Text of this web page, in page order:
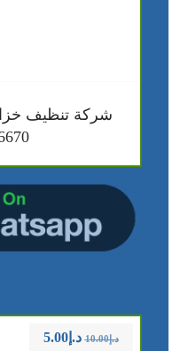
شركة تنظيف
د.إ10.00 د.إ5.00